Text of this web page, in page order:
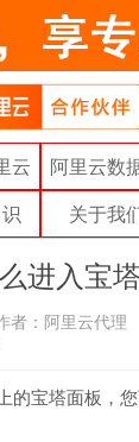
云 阿里云数
关于我
进入宝
者： 阿里云代理
的宝塔面板，